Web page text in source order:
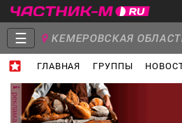
☰ КЕМЕРОВСКАЯ
ГЛАВНАЯ ГРУППЫ
Главная
Группы
реклама